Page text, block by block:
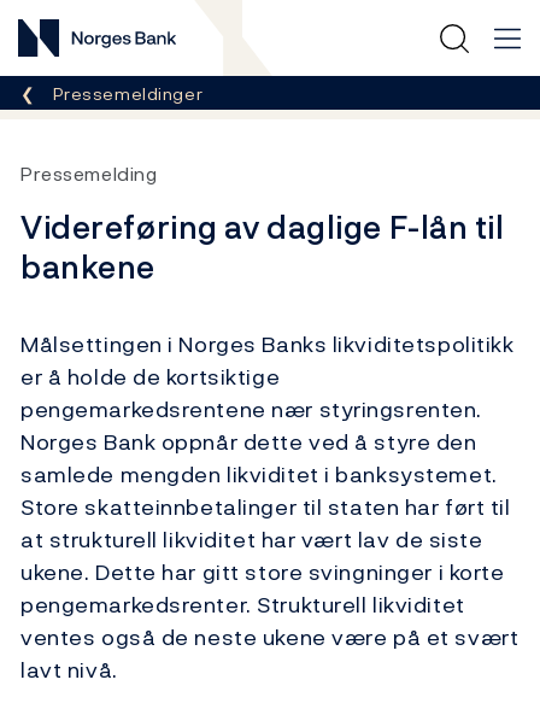
Norges Bank
Her er du nå:
Pressemeldinger
Pressemelding
Videreføring av daglige F-lån til
bankene
Målsettingen i Norges Banks likviditetspolitikk
er å holde de kortsiktige
pengemarkedsrentene nær styringsrenten.
Norges Bank oppnår dette ved å styre den
samlede mengden likviditet i banksystemet.
Store skatteinnbetalinger til staten har ført til
at strukturell likviditet har vært lav de siste
ukene. Dette har gitt store svingninger i korte
pengemarkedsrenter. Strukturell likviditet
ventes også de neste ukene være på et svært
lavt nivå.